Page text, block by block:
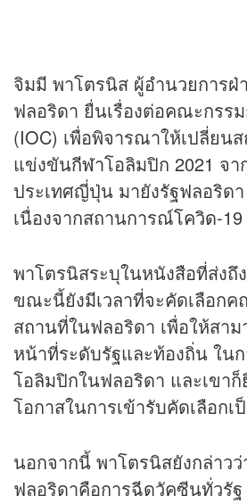
จิมมี พาโตรนิส ผู้อำนวยการฝ่
ฟลอริดา ยื่นเรื่องต่อคณะกรร
(IOC) เพื่อพิจารณาให้เปลี่ยน
แข่งขันกีฬาโอลิมปิก 2021 จา
ประเทศญี่ปุ่น มายังรัฐฟลอริดา
เนื่องจากสถานการณ์โควิด-19
พาโตรนิสระบุในหนังสือที่ส่งถึ
ขณะนี้ยังมีเวลาที่จะคัดเลือก
สถานที่ในฟลอริดา เพื่อให้สาม
หน้าที่ระดับรัฐและท้องถิ่น ใน
โอลิมปิกในฟลอริดา และเขา
โอกาสในการเข้ารับคัดเลือกเ
นอกจากนี้ พาโตรนิสยังกล่าว
ฟลอริดาคือการฉีดวัคซีนทั่วรั